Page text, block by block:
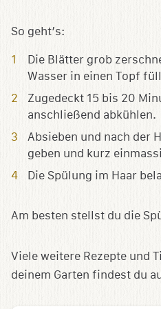
So geht’s:
Die Blätter grob
Wasser in einen Topf
Zugedeckt 15 bis 20
anschließend abkühlen.
Absieben und nach der
geben und kurz
Die Spülung im Haar
Am besten stellst du die
Viele weitere Rezepte und
deinem Garten findest du